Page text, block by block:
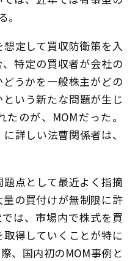
定して買収防衛策を入
特定の買収者が会社の
うかを一般株主がどの
いう新たな問題が生じ
のが、MOMだった。
詳しい法曹関係者は、
題点として最近よく指摘
の買付けが無制限に許
は、市場内で株式を買
得していくことが特に
、国内初のMOM事例と